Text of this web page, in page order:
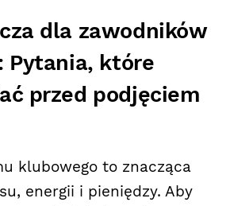
dla zawodników
Pytania, które
przed podjęciem
klubowego to znacząca
energii i pieniędzy. Aby